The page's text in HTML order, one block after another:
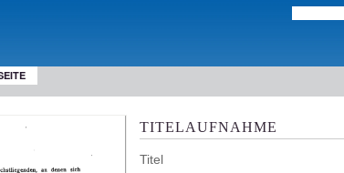
TITELAUFNAHME
Titel